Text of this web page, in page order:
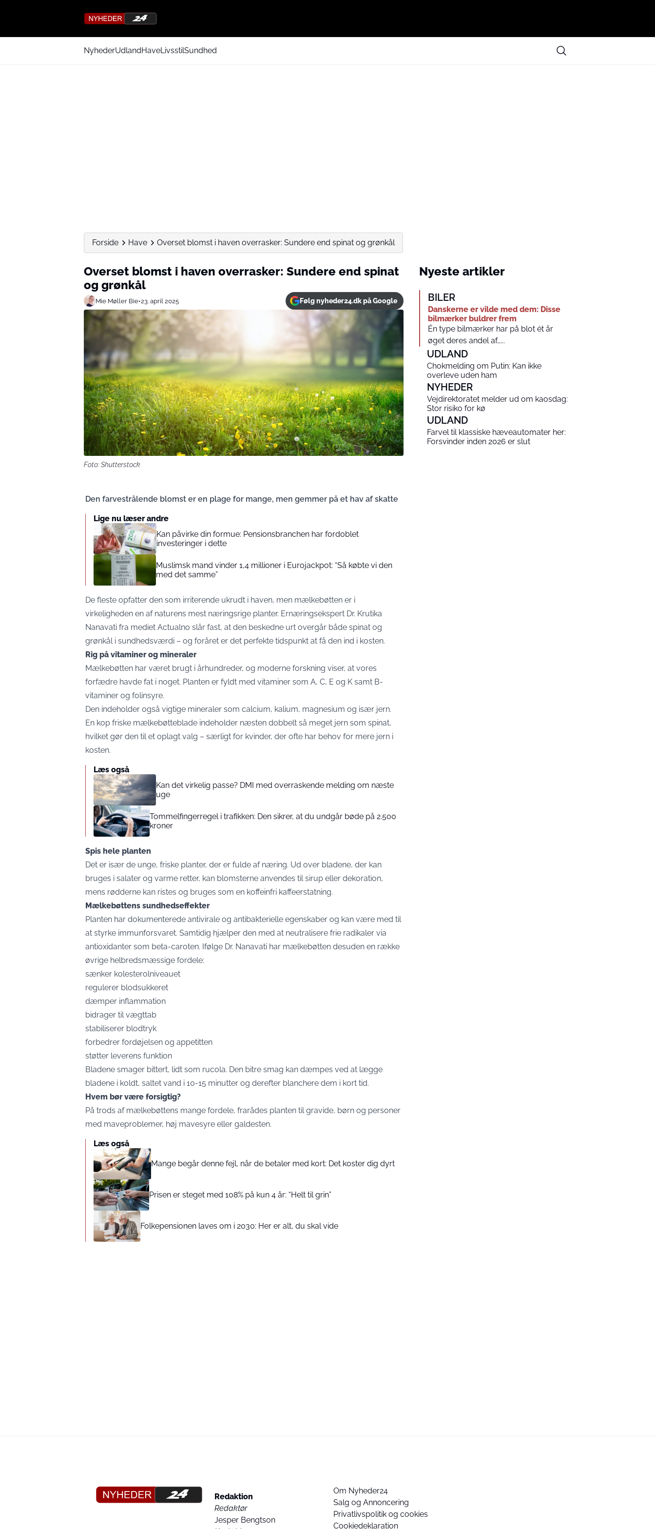
NyhederUdlandHaveLivsstilSundhed
Forside Have Overset blomst i haven overrasker: Sundere end spinat og grønkål
Overset blomst i haven overrasker: Sundere end spinat
og grønkål
Mie Møller Bie•23. april 2025 Følg nyheder24.dk på Google
Foto: Shutterstock
Den farvestrålende blomst er en plage for mange, men gemmer på et hav af skatte
Lige nu læser andre
Kan påvirke din formue: Pensionsbranchen har fordoblet
investeringer i dette
Muslimsk mand vinder 1,4 millioner i Eurojackpot: “Så købte vi den
med det samme”
De fleste opfatter den som irriterende ukrudt i haven, men mælkebøtten er i
virkeligheden en af naturens mest næringsrige planter. Ernæringsekspert Dr. Krutika
Nanavati fra mediet Actualno slår fast, at den beskedne urt overgår både spinat og
grønkål i sundhedsværdi – og foråret er det perfekte tidspunkt at få den ind i kosten.
Rig på vitaminer og mineraler
Mælkebøtten har været brugt i århundreder, og moderne forskning viser, at vores
forfædre havde fat i noget. Planten er fyldt med vitaminer som A, C, E og K samt B-
vitaminer og folinsyre.
Den indeholder også vigtige mineraler som calcium, kalium, magnesium og især jern.
En kop friske mælkebøtteblade indeholder næsten dobbelt så meget jern som spinat,
hvilket gør den til et oplagt valg – særligt for kvinder, der ofte har behov for mere jern i
kosten.
Læs også
Kan det virkelig passe? DMI med overraskende melding om næste
uge
Tommelfingerregel i trafikken: Den sikrer, at du undgår bøde på 2.500
kroner
Spis hele planten
Det er især de unge, friske planter, der er fulde af næring. Ud over bladene, der kan
bruges i salater og varme retter, kan blomsterne anvendes til sirup eller dekoration,
mens rødderne kan ristes og bruges som en koffeinfri kaffeerstatning.
Mælkebøttens sundhedseffekter
Planten har dokumenterede antivirale og antibakterielle egenskaber og kan være med til
at styrke immunforsvaret. Samtidig hjælper den med at neutralisere frie radikaler via
antioxidanter som beta-caroten. Ifølge Dr. Nanavati har mælkebøtten desuden en række
øvrige helbredsmæssige fordele:
sænker kolesterolniveauet
regulerer blodsukkeret
dæmper inflammation
bidrager til vægttab
stabiliserer blodtryk
forbedrer fordøjelsen og appetitten
støtter leverens funktion
Bladene smager bittert, lidt som rucola. Den bitre smag kan dæmpes ved at lægge
bladene i koldt, saltet vand i 10-15 minutter og derefter blanchere dem i kort tid.
Hvem bør være forsigtig?
På trods af mælkebøttens mange fordele, frarådes planten til gravide, børn og personer
med maveproblemer, høj mavesyre eller galdesten.
Læs også
Mange begår denne fejl, når de betaler med kort: Det koster dig dyrt
Prisen er steget med 108% på kun 4 år: “Helt til grin”
Folkepensionen laves om i 2030: Her er alt, du skal vide
Nyeste artikler
BILER
Danskerne er vilde med dem: Disse
bilmærker buldrer frem
Én type bilmærker har på blot ét år
øget deres andel af…...
UDLAND
Chokmelding om Putin: Kan ikke
overleve uden ham
NYHEDER
Vejdirektoratet melder ud om kaosdag:
Stor risiko for kø
UDLAND
Farvel til klassiske hæveautomater her:
Forsvinder inden 2026 er slut
Redaktion
Redaktør
Jesper Bengtson
Om Nyheder24
Salg og Annoncering
Privatlivspolitik og cookies
Cookiedeklaration